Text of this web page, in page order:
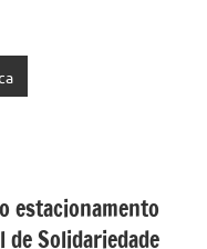
estacionamento
de Solidariedade